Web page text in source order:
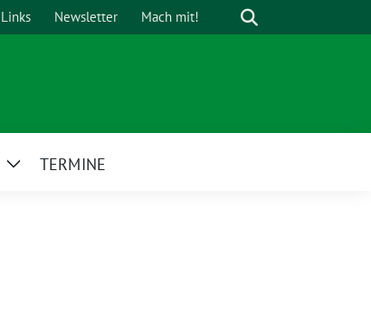
Links Newsletter Mach mit! Suche
ZeigeTERMINE